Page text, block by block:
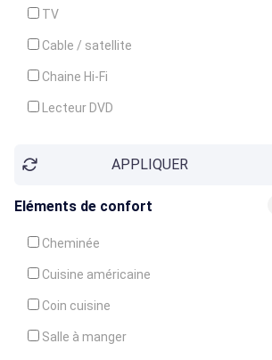
TV
Cable / satellite
Chaine Hi-Fi
Lecteur DVD
APPLIQUER
Eléments de confort
Cheminée
Cuisine américaine
Coin cuisine
Salle à manger